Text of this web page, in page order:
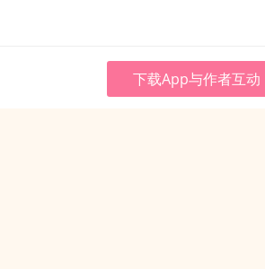
下载App与作者互动